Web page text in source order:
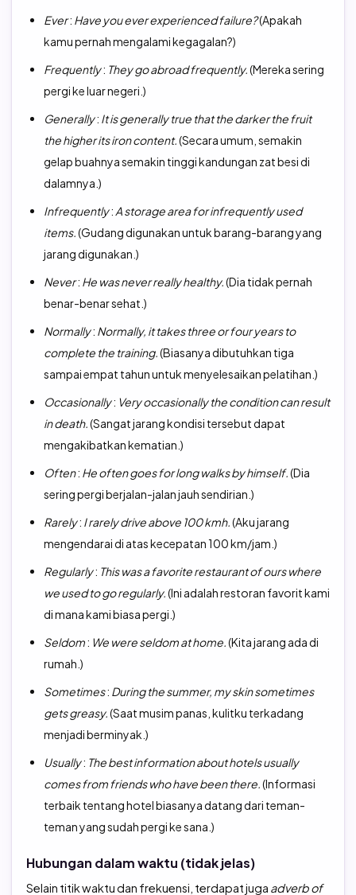
Ever: Have you ever experienced failure?(Apakah
kamu pernah mengalami kegagalan?)
Frequently: They go abroad frequently. (Mereka sering
pergi ke luar negeri.)
Generally: It is generally true that the darker the fruit
the higher its iron content. (Secara umum, semakin
gelap buahnya semakin tinggi kandungan zat besi di
dalamnya.)
Infrequently: A storage area for infrequently used
items. (Gudang digunakan untuk barang-barang yang
jarang digunakan.)
Never: He was never really healthy. (Dia tidak pernah
benar-benar sehat.)
Normally: Normally, it takes three or four years to
complete the training. (Biasanya dibutuhkan tiga
sampai empat tahun untuk menyelesaikan pelatihan.)
Occasionally: Very occasionally the condition can result
in death. (Sangat jarang kondisi tersebut dapat
mengakibatkan kematian.)
Often: He often goes for long walks by himself. (Dia
sering pergi berjalan-jalan jauh sendirian.)
Rarely: I rarely drive above 100 kmh. (Aku jarang
mengendarai di atas kecepatan 100 km/jam.)
Regularly: This was a favorite restaurant of ours where
we used to go regularly. (Ini adalah restoran favorit kami
di mana kami biasa pergi.)
Seldom: We were seldom at home. (Kita jarang ada di
rumah.)
Sometimes: During the summer, my skin sometimes
gets greasy. (Saat musim panas, kulitku terkadang
menjadi berminyak.)
Usually: The best information about hotels usually
comes from friends who have been there. (Informasi
terbaik tentang hotel biasanya datang dari teman-
teman yang sudah pergi ke sana.)
Hubungan dalam waktu (tidak jelas)
Selain titik waktu dan frekuensi, terdapat juga adverb of